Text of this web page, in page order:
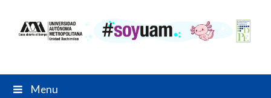
Menu